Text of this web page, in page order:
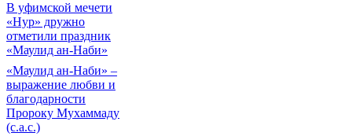
В уфимской мечети
«Нур» дружно
отметили праздник
«Маулид ан-Наби»
«Маулид ан-Наби» –
выражение любви и
благодарности
Пророку Мухаммаду
(с.а.с.)